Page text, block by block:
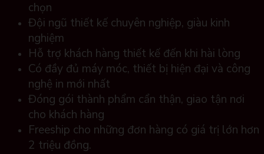
chọn
Đội ngũ thiết kế chuyên nghiệp, giàu kinh
nghiệm
Hỗ trợ khách hàng thiết kế đến khi hài lòng
Có đầy đủ máy móc, thiết bị hiện đại và công
nghệ in mới nhất
Đóng gói thành phẩm cẩn thận, giao tận nơi
cho khách hàng
Freeship cho những đơn hàng có giá trị lớn hơn
2 triệu đồng.